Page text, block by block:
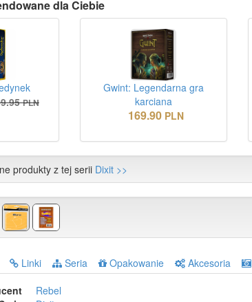
dla Ciebie
PLN
Gwint: Legendarna gra
karciana
169.90 PLN
produkty z tej serii Dixit >>
Linki Seria Opakowanie Akcesoria
Rebel